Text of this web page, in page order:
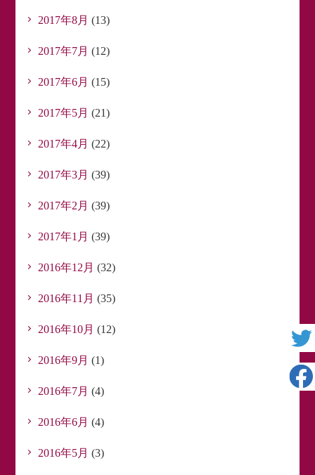
2017年8月 (13)
2017年7月 (12)
2017年6月 (15)
2017年5月 (21)
2017年4月 (22)
2017年3月 (39)
2017年2月 (39)
2017年1月 (39)
2016年12月 (32)
2016年11月 (35)
2016年10月 (12)
2016年9月 (1)
2016年7月 (4)
2016年6月 (4)
2016年5月 (3)